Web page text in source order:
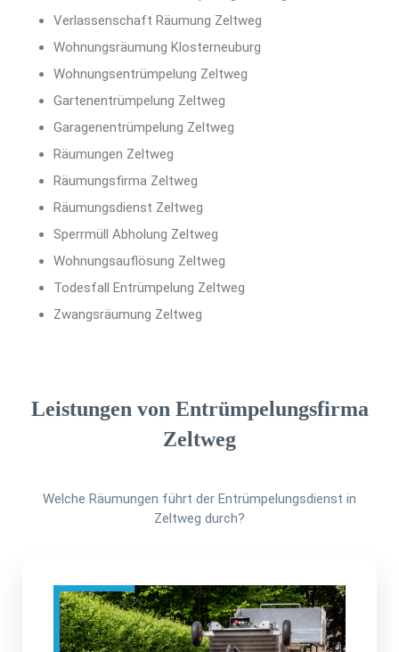
Verlassenschaft Räumung Zeltweg
Wohnungsräumung Klosterneuburg
Wohnungsentrümpelung Zeltweg
Gartenentrümpelung Zeltweg
Garagenentrümpelung Zeltweg
Räumungen Zeltweg
Räumungsfirma Zeltweg
Räumungsdienst Zeltweg
Sperrmüll Abholung Zeltweg
Wohnungsauflösung Zeltweg
Todesfall Entrümpelung Zeltweg
Zwangsräumung Zeltweg
Leistungen von Entrümpelungsfirma
Zeltweg
Welche Räumungen führt der Entrümpelungsdienst in
Zeltweg durch?